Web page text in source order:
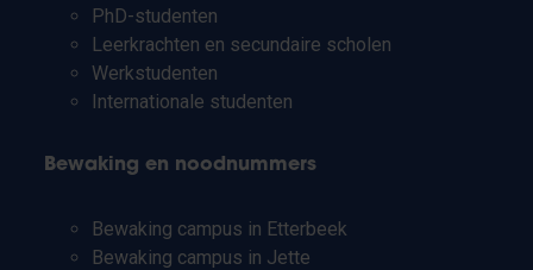
PhD-studenten
Leerkrachten en secundaire scholen
Werkstudenten
Internationale studenten
Bewaking en noodnummers
Bewaking campus in Etterbeek
Bewaking campus in Jette